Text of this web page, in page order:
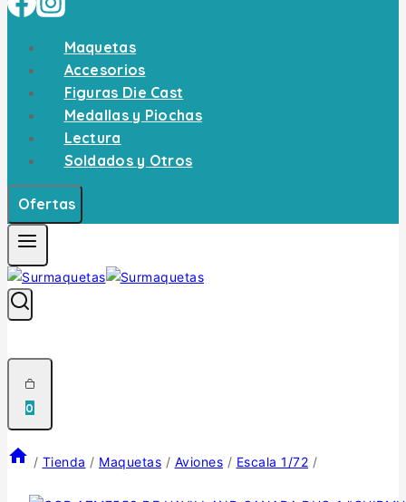
Maquetas
Accesorios
Figuras Die Cast
Medallas y Piochas
Lectura
Soldados y Otros
Ofertas
0
/ Tienda / Maquetas / Aviones / Escala 1/72 /